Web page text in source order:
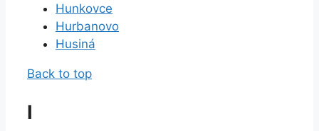
Hunkovce
Hurbanovo
Husiná
Back to top
I